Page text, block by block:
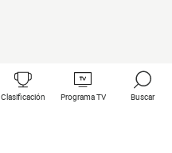
Clasificación Programa TV Buscar